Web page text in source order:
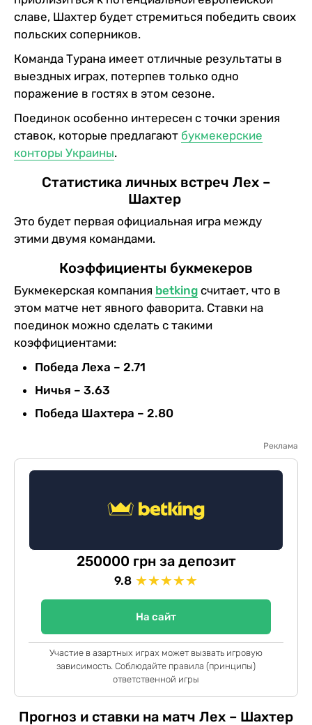
славе, Шахтер будет стремиться победить своих
польских соперников.
Команда Турана имеет отличные результаты в
выездных играх, потерпев только одно
поражение в гостях в этом сезоне.
Поединок особенно интересен с точки зрения
ставок, которые предлагают букмекерские
конторы Украины.
Статистика личных встреч Лех –
Шахтер
Это будет первая официальная игра между
этими двумя командами.
Коэффициенты букмекеров
Букмекерская компания betking считает, что в
этом матче нет явного фаворита. Ставки на
поединок можно сделать с такими
коэффициентами:
Победа Леха – 2.71
Ничья – 3.63
Победа Шахтера – 2.80
Реклама
250000 грн за депозит
9.8 ★★★★★
На сайт
Участие в азартных играх может вызвать игровую
зависимость. Соблюдайте правила (принципы)
ответственной игры
Прогноз и ставки на матч Лех – Шахтер